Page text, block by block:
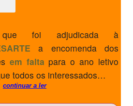
que foi adjudicada à
a encomenda dos
em falta para o ano letivo
todos os interessados…
continuar a ler